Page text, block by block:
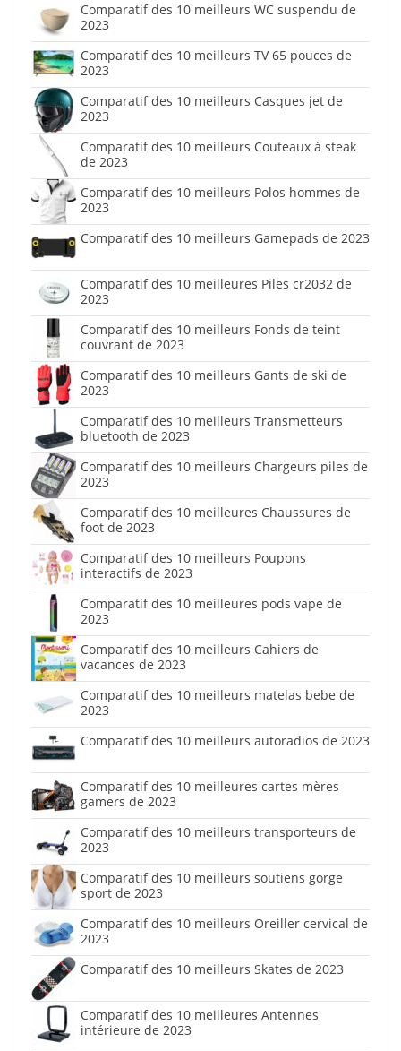
Comparatif des 10 meilleurs WC suspendu de
2023
Comparatif des 10 meilleurs TV 65 pouces de
2023
Comparatif des 10 meilleurs Casques jet de
2023
Comparatif des 10 meilleurs Couteaux à steak
de 2023
Comparatif des 10 meilleurs Polos hommes de
2023
Comparatif des 10 meilleurs Gamepads de 2023
Comparatif des 10 meilleures Piles cr2032 de
2023
Comparatif des 10 meilleurs Fonds de teint
couvrant de 2023
Comparatif des 10 meilleurs Gants de ski de
2023
Comparatif des 10 meilleurs Transmetteurs
bluetooth de 2023
Comparatif des 10 meilleurs Chargeurs piles de
2023
Comparatif des 10 meilleures Chaussures de
foot de 2023
Comparatif des 10 meilleurs Poupons
interactifs de 2023
Comparatif des 10 meilleures pods vape de
2023
Comparatif des 10 meilleurs Cahiers de
vacances de 2023
Comparatif des 10 meilleurs matelas bebe de
2023
Comparatif des 10 meilleurs autoradios de 2023
Comparatif des 10 meilleures cartes mères
gamers de 2023
Comparatif des 10 meilleurs transporteurs de
2023
Comparatif des 10 meilleurs soutiens gorge
sport de 2023
Comparatif des 10 meilleurs Oreiller cervical de
2023
Comparatif des 10 meilleurs Skates de 2023
Comparatif des 10 meilleures Antennes
intérieure de 2023